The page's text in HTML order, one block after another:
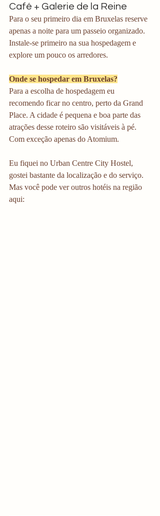
Café + Galerie de la Reine
Para o seu primeiro dia em Bruxelas reserve
apenas a noite para um passeio organizado.
Instale-se primeiro na sua hospedagem e
explore um pouco os arredores.
Onde se hospedar em Bruxelas?
Para a escolha de hospedagem eu
recomendo ficar no centro, perto da Grand
Place. A cidade é pequena e boa parte das
atrações desse roteiro são visitáveis à pé.
Com exceção apenas do Atomium.
Eu fiquei no Urban Centre City Hostel,
gostei bastante da localização e do serviço.
Mas você pode ver outros hotéis na região
aqui: